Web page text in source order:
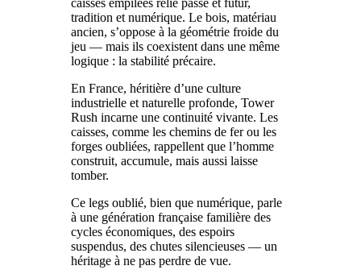
tradition et numérique. Le bois, matériau
ancien, s’oppose à la géométrie froide du
jeu — mais ils coexistent dans une même
logique : la stabilité précaire.
En France, héritière d’une culture
industrielle et naturelle profonde, Tower
Rush incarne une continuité vivante. Les
caisses, comme les chemins de fer ou les
forges oubliées, rappellent que l’homme
construit, accumule, mais aussi laisse
tomber.
Ce legs oublié, bien que numérique, parle
à une génération française familière des
cycles économiques, des espoirs
suspendus, des chutes silencieuses — un
héritage à ne pas perdre de vue.